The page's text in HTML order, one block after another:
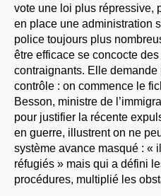
vote une loi plus répressive,
en place une administration
police toujours plus
être efficace se concocte
contraignants. Elle
contrôle : on commence le
Besson, ministre de
pour justifier la récente
en guerre, illustrent on ne
système avance masqué : «
réfugiés » mais qui a défini
procédures, multiplié les